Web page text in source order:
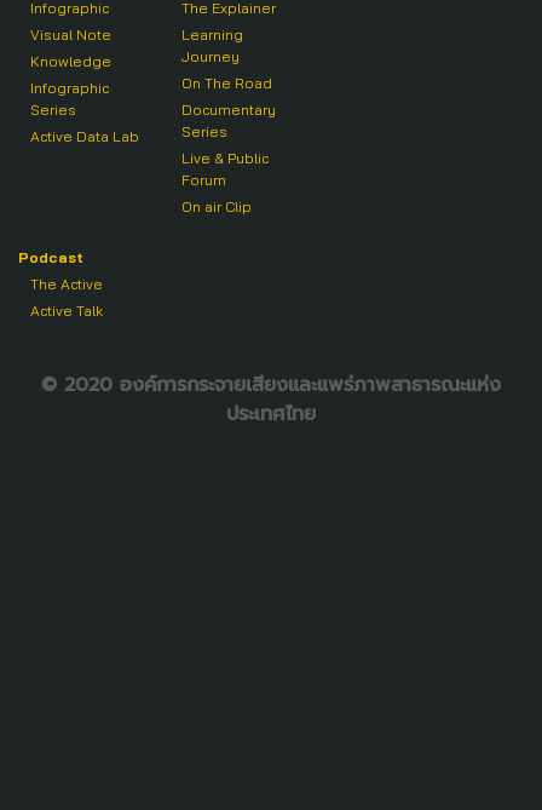
Infographic
Visual Note
Knowledge
Infographic
Series
Active Data Lab
The Explainer
Learning
Journey
On The Road
Documentary
Series
Live & Public
Forum
On air Clip
Podcast
The Active
Active Talk
© 2020 องค์การกระจายเสียงและแพร่ภาพสาธารณะแห่ง
ประเทศไทย